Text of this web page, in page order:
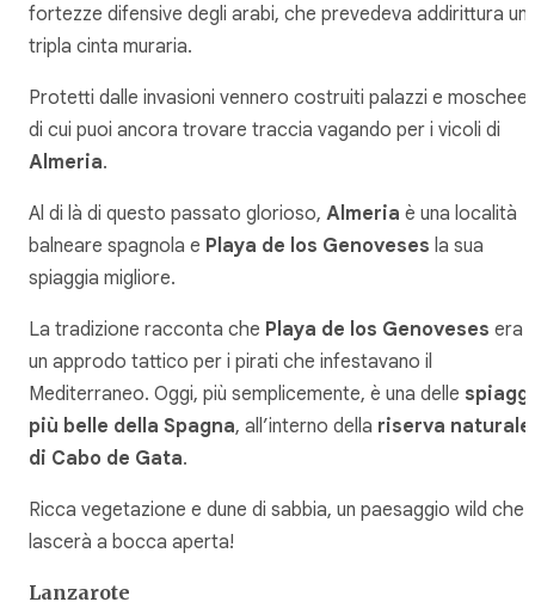
fortezze difensive degli arabi, che prevedeva addirittura
tripla cinta muraria.
Protetti dalle invasioni vennero costruiti palazzi e moschee,
di cui puoi ancora trovare traccia vagando per i vicoli di
Almeria.
Al di là di questo passato glorioso, Almeria è una località
balneare spagnola e Playa de los Genoveses la sua
spiaggia migliore.
La tradizione racconta che Playa de los Genoveses era
un approdo tattico per i pirati che infestavano il
Mediterraneo. Oggi, più semplicemente, è una delle
più belle della Spagna, all’interno della riserva naturale
di Cabo de Gata.
Ricca vegetazione e dune di sabbia, un paesaggio wild che
lascerà a bocca aperta!
Lanzarote